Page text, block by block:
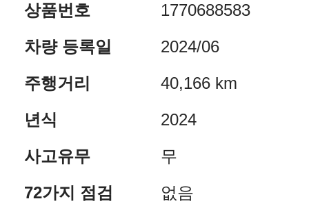
상품번호
1770688583
차량 등록일
2024/06
주행거리
40,166 km
년식
2024
사고유무
무
72가지 점검
없음